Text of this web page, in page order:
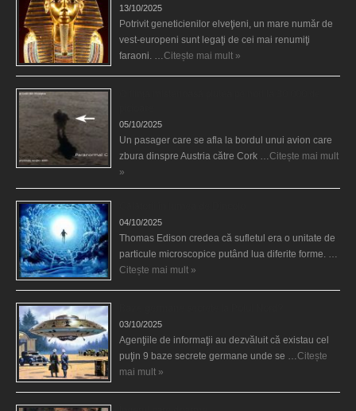
13/10/2025
Potrivit geneticienilor elveţieni, un mare număr de
vest-europeni sunt legaţi de cei mai renumiţi
faraoni. …Citește mai mult »
05/10/2025
Un pasager care se afla la bordul unui avion care
zbura dinspre Austria către Cork …Citește mai mult
»
04/10/2025
Thomas Edison credea că sufletul era o unitate de
particule microscopice putând lua diferite forme. …
Citește mai mult »
03/10/2025
Agenţiile de informaţii au dezvăluit că existau cel
puţin 9 baze secrete germane unde se …Citește
mai mult »